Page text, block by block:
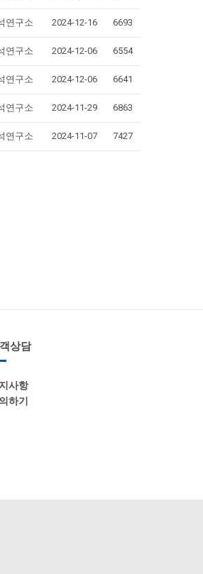
연구소 2024-12-16 6693
연구소 2024-12-06 6554
연구소 2024-12-06 6641
연구소 2024-11-29 6863
연구소 2024-11-07 7427
상담
사항
하기